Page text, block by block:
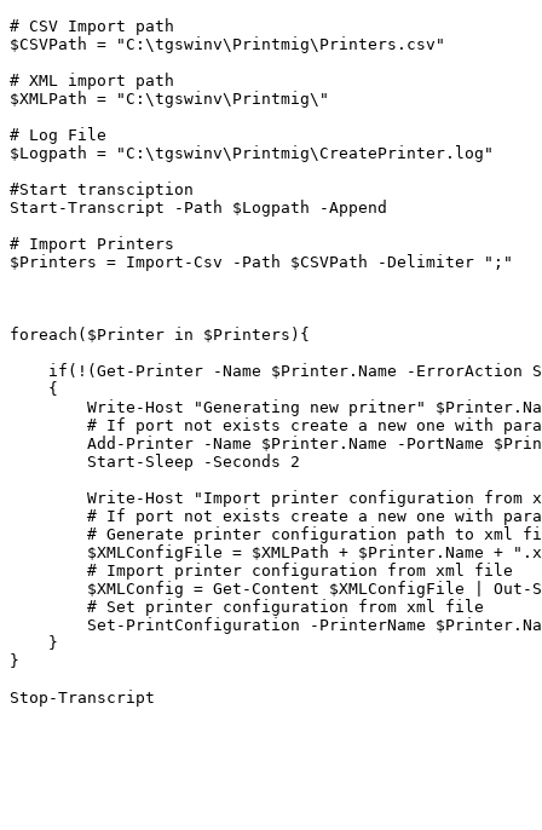
# CSV Import path
$CSVPath = "C:\tgswinv\Printmig\Printers.csv"
# XML import path
$XMLPath = "C:\tgswinv\Printmig\"
# Log File
$Logpath = "C:\tgswinv\Printmig\CreatePrinter.log"
#Start transciption
Start-Transcript -Path $Logpath -Append
# Import Printers
$Printers = Import-Csv -Path $CSVPath -Delimiter ";"
foreach($Printer in $Printers){
if(!(Get-Printer -Name $Printer.Name -ErrorAction
    {
Write-Host "Generating new pritner"
# If port not exists create a new one with
Add-Printer -Name $Printer.Name -PortName
        Start-Sleep -Seconds 2
Write-Host "Import printer configuration from
# If port not exists create a new one with
# Generate printer configuration path to xml
$XMLConfigFile = $XMLPath + $Printer.Name +
        # Import printer configuration from xml file
$XMLConfig = Get-Content $XMLConfigFile | Out-
        # Set printer configuration from xml file
Set-PrintConfiguration -PrinterName
    }
}